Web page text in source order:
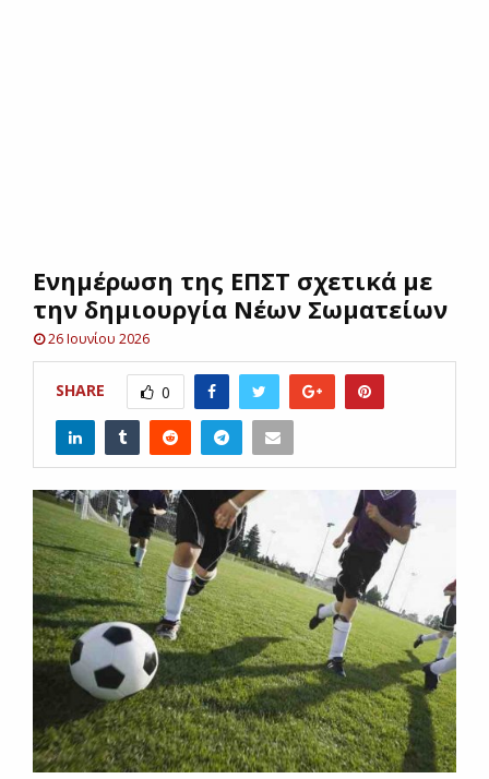
UΕνημέρωση της ΕΠΣΤ σχετικά με
την δημιουργία Νέων Σωματείων
26 Ιουνίου 2026
SHARE 0